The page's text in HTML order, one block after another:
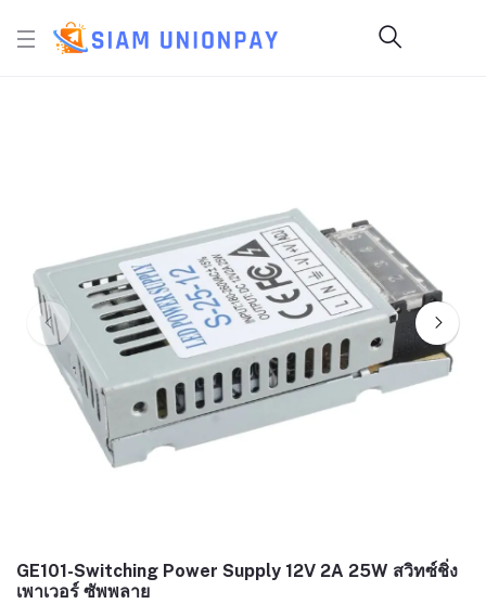
GE101-Switching Power Supply 12V 2A 25W สวิทซ์ชิ่ง
เพาเวอร์ ซัพพลาย